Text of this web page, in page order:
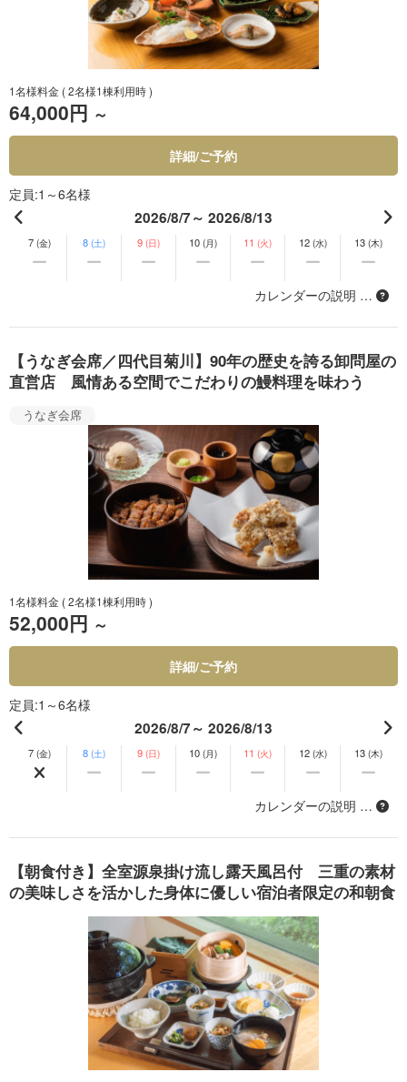
1名様料金 ( 2名様1棟利用時 )
64,000円 ～
詳細/ご予約
定員 1～6名様
2026/8/7～ 2026/8/13
7 (金) 8 (土) 9 (日) 10 (月) 11 (火) 12 (水) 13 (木)
カレンダーの説明 …
【うなぎ会席／四代目菊川】90年の歴史を誇る卸問屋の
直営店 風情ある空間でこだわりの鰻料理を味わう
うなぎ会席
1名様料金 ( 2名様1棟利用時 )
52,000円 ～
詳細/ご予約
定員 1～6名様
2026/8/7～ 2026/8/13
7 (金) 8 (土) 9 (日) 10 (月) 11 (火) 12 (水) 13 (木)
カレンダーの説明 …
【朝食付き】全室源泉掛け流し露天風呂付 三重の素材
の美味しさを活かした身体に優しい宿泊者限定の和朝食